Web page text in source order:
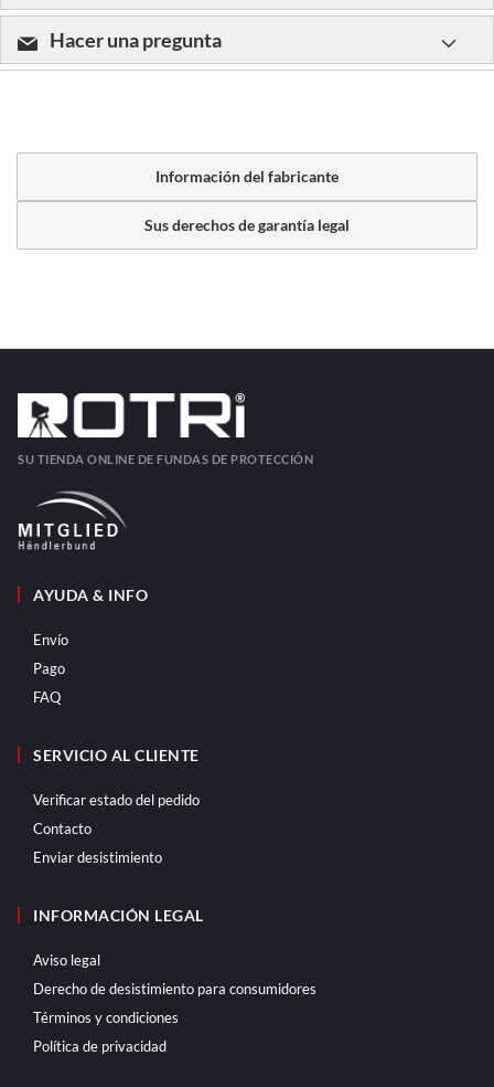
Hacer una pregunta
Información del fabricante
Sus derechos de garantía legal
SU TIENDA ONLINE DE FUNDAS DE PROTECCIÓN
AYUDA & INFO
Envío
Pago
FAQ
SERVICIO AL CLIENTE
Verificar estado del pedido
Contacto
Enviar desistimiento
INFORMACIÓN LEGAL
Aviso legal
Derecho de desistimiento para consumidores
Términos y condiciones
Política de privacidad